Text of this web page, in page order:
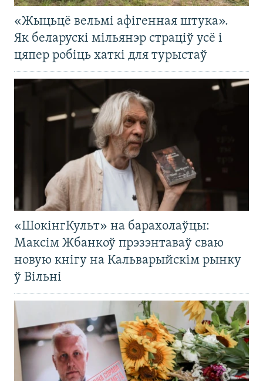
«Жыцьцё вельмі афігенная штука».
Як беларускі мільянэр страціў усё і
цяпер робіць хаткі для турыстаў
«ШокінгКульт» на барахолаўцы:
Максім Жбанкоў прэзэнтаваў сваю
новую кнігу на Кальварыйскім рынку
ў Вільні